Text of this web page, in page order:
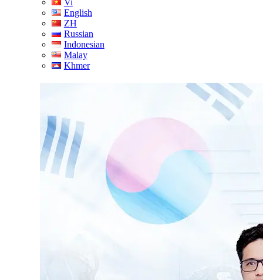
Vi
English
ZH
Russian
Indonesian
Malay
Khmer